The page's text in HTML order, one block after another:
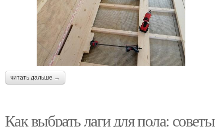
читать дальше →
Как выбрать лаги для пола: советы